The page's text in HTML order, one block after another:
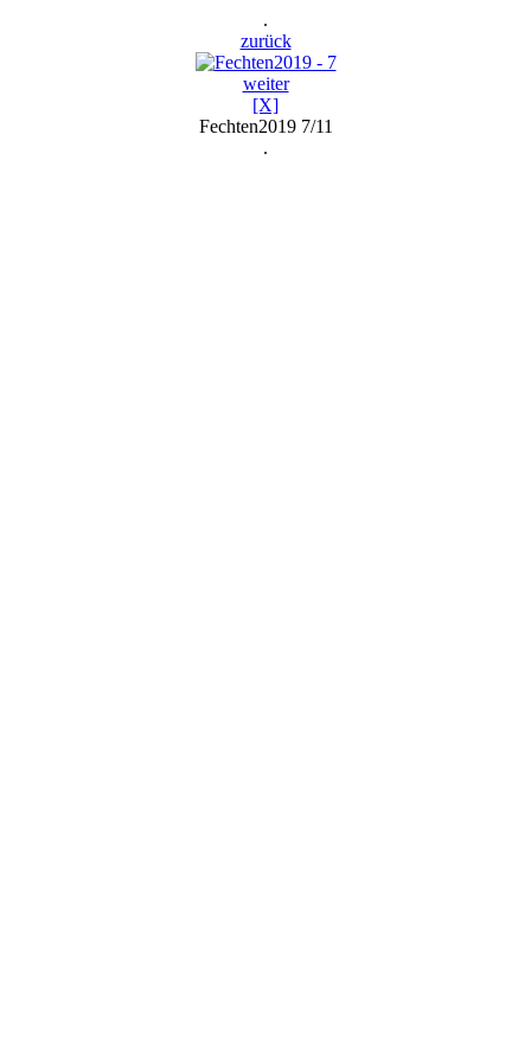
.
zurück
weiter
[X]
Fechten2019 7/11
.